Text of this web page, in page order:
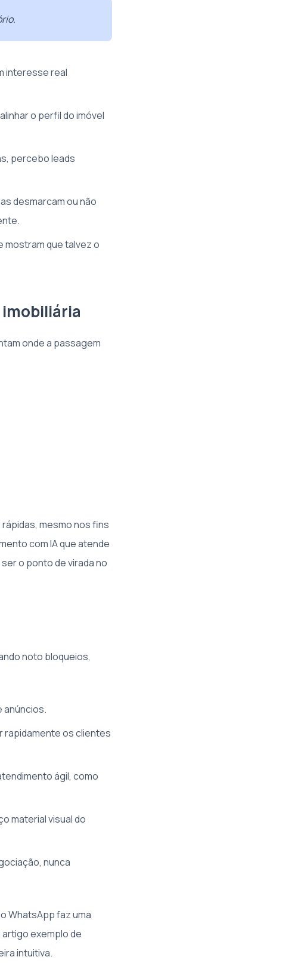
interesse real
o perfil do imóvel
percebo leads
desmarcam ou não
mostram que talvez o
onde a passagem
mesmo nos fins
com IA que atende
o ponto de virada no
noto bloqueios,
anúncios.
rapidamente os clientes
ágil, como
material visual do
nunca
WhatsApp faz uma
exemplo de
intuitiva.